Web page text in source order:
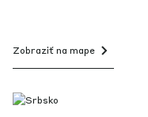
Zobraziť na mape